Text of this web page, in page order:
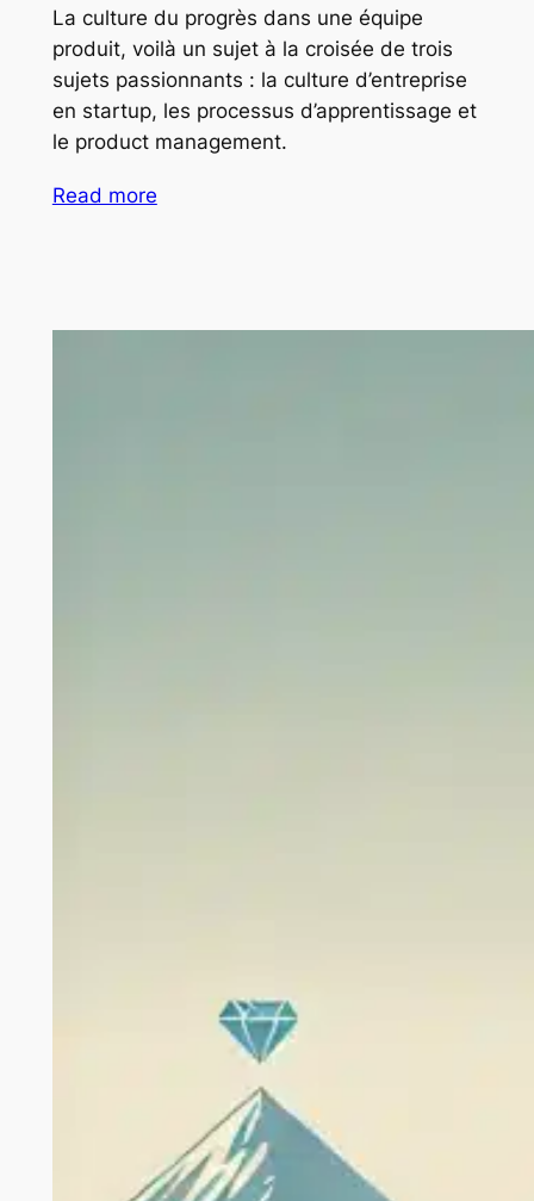
La culture du progrès dans une équipe
produit, voilà un sujet à la croisée de trois
sujets passionnants : la culture d’entreprise
en startup, les processus d’apprentissage et
le product management.
Read more